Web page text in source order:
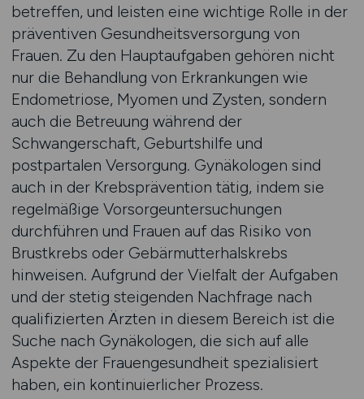
betreffen, und leisten eine wichtige Rolle in der
präventiven Gesundheitsversorgung von
Frauen. Zu den Hauptaufgaben gehören nicht
nur die Behandlung von Erkrankungen wie
Endometriose, Myomen und Zysten, sondern
auch die Betreuung während der
Schwangerschaft, Geburtshilfe und
postpartalen Versorgung. Gynäkologen sind
auch in der Krebsprävention tätig, indem sie
regelmäßige Vorsorgeuntersuchungen
durchführen und Frauen auf das Risiko von
Brustkrebs oder Gebärmutterhalskrebs
hinweisen. Aufgrund der Vielfalt der Aufgaben
und der stetig steigenden Nachfrage nach
qualifizierten Ärzten in diesem Bereich ist die
Suche nach Gynäkologen, die sich auf alle
Aspekte der Frauengesundheit spezialisiert
haben, ein kontinuierlicher Prozess.